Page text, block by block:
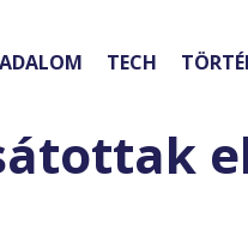
TECH